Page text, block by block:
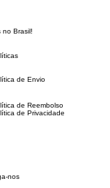
Brasil!
de Envio
de Reembolso
de Privacidade
nos